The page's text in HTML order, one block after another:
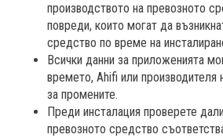
производството на превозното
повреди, които могат да
средство по време на
Всички данни за приложенията
времето, Ahifi или производителя
за промените.
Преди инсталация проверете
превозното средство